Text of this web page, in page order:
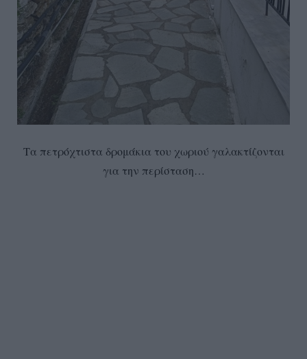
Τα πετρόχτιστα δρομάκια του χωριού γαλακτίζονται
για την περίσταση…